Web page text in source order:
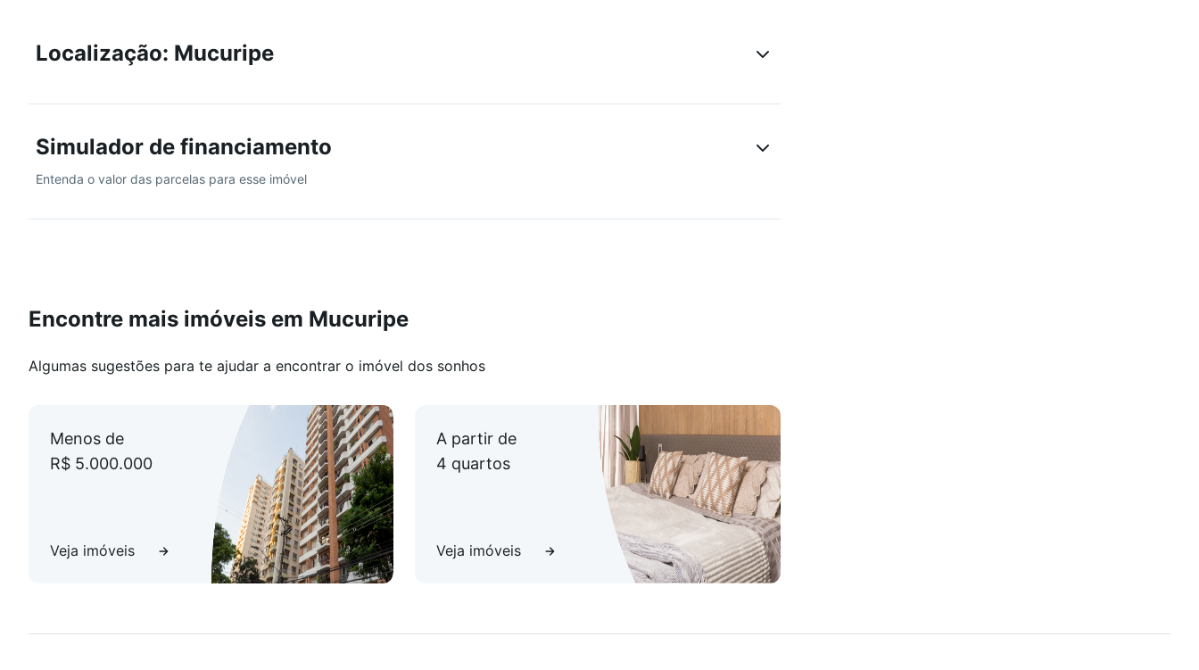
Localização: Mucuripe
Simulador de financiamento
Entenda o valor das parcelas para esse imóvel
Encontre mais imóveis em Mucuripe
Algumas sugestões para te ajudar a encontrar o imóvel dos sonhos
Menos de
R$ 5.000.000
Veja imóveis
A partir de
4 quartos
Veja imóveis